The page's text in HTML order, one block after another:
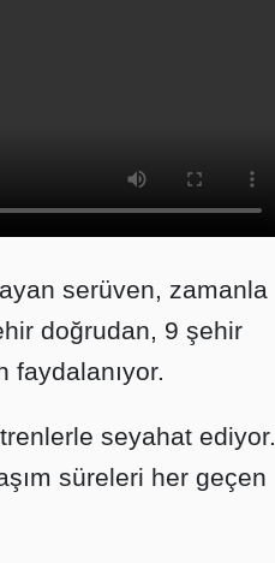
serüven, zamanla
doğrudan, 9 şehir
faydalanıyor.
seyahat ediyor.
süreleri her geçen